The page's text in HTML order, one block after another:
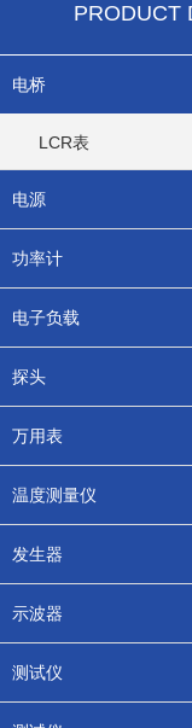
PRODUCT
电桥
LCR表
电源
功率计
电子负载
探头
万用表
温度测量仪
发生器
示波器
测试仪